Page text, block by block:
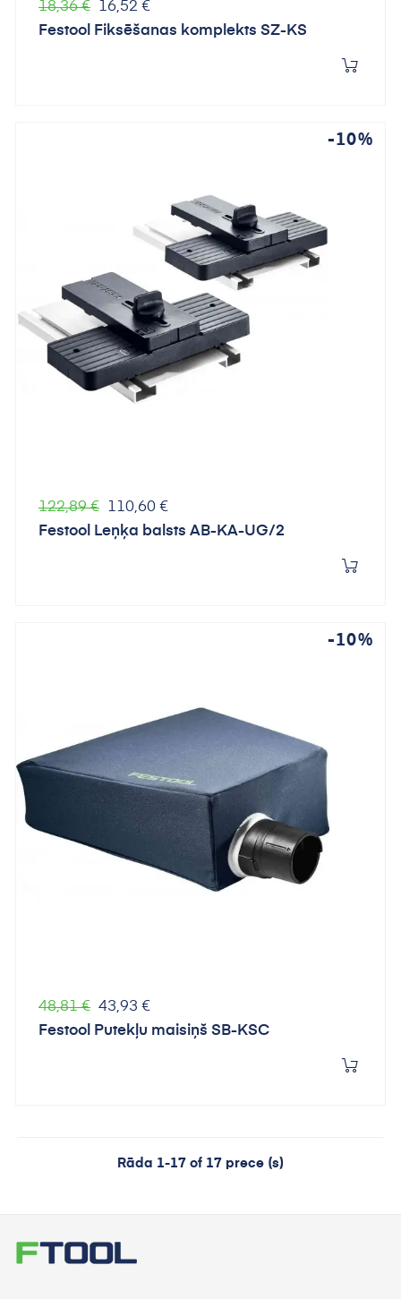
Parastā
cena
18,36 € Cena
16,52 €
Festool Fiksēšanas komplekts SZ-KS
Parastā
cena
122,89 €
-10%
Cena
110,60 €
Festool Leņķa balsts AB-KA-UG/2
Parastā
cena
48,81 €
-10%
Cena
43,93 €
Festool Putekļu maisiņš SB-KSC
Rāda 1-17 of 17 prece (s)